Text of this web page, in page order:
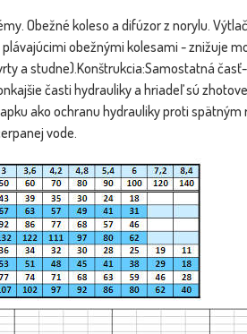
Obežné koleso a difúzor z norylu.
obežnými kolesami - znižuje
a studne).Konštrukcia:Samostatná
časti hydrauliky a hriadeľ sú
ako ochranu hydrauliky proti
vode.